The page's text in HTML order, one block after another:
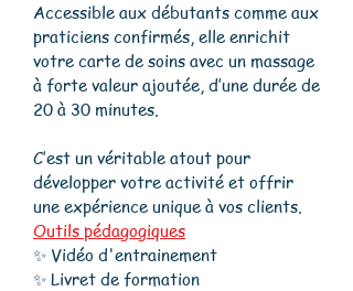
Accessible aux débutants comme aux
praticiens confirmés, elle enrichit
votre carte de soins avec un massage
à forte valeur ajoutée, d’une durée de
20 à 30 minutes.
C’est un véritable atout pour
développer votre activité et offrir
une expérience unique à vos clients.
Outils pédagogiques
✨ Vidéo d'entrainement
✨ Livret de formation